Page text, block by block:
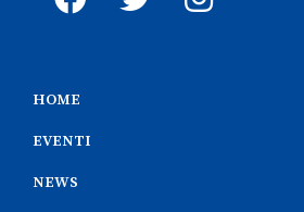
HOME
EVENTI
NEWS